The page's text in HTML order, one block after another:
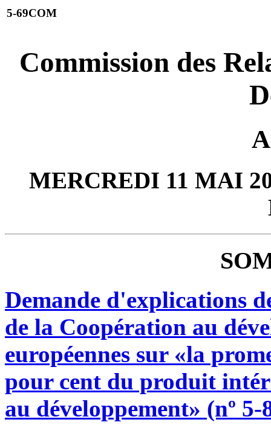
5-69COM
Commission des
MERCREDI 11 MAI
Demande d'explications
de la Coopération au
européennes sur «la
pour cent du produit
au développement» (nº 5-